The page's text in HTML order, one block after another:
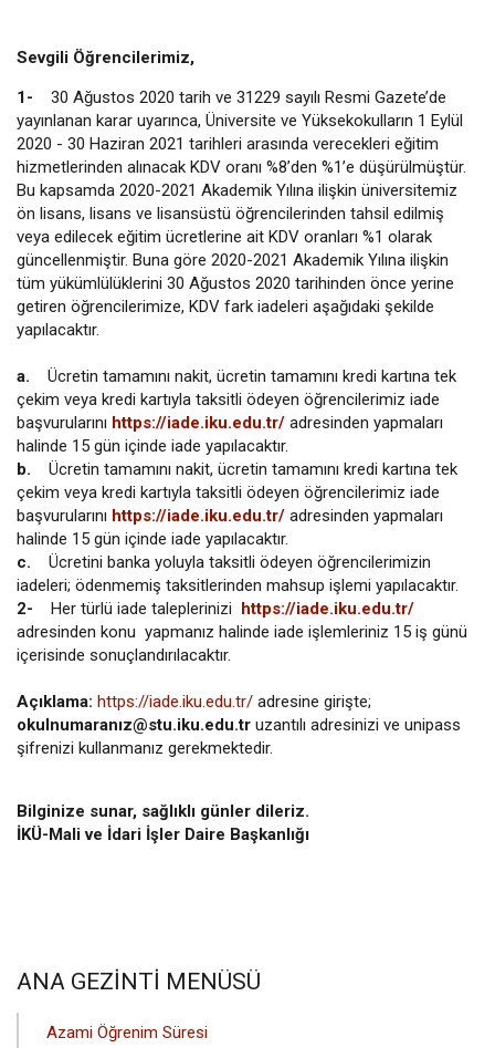
Sevgili Öğrencilerimiz,
1-
30 Ağustos 2020 tarih ve 31229 sayılı Resmi Gazete’de
yayınlanan karar uyarınca, Üniversite ve Yüksekokulların 1 Eylül
2020 - 30 Haziran 2021 tarihleri arasında verecekleri eğitim
hizmetlerinden alınacak KDV oranı %8’den %1’e düşürülmüştür.
Bu kapsamda 2020-2021 Akademik Yılına ilişkin üniversitemiz
ön lisans, lisans ve lisansüstü öğrencilerinden tahsil edilmiş
veya edilecek eğitim ücretlerine ait KDV oranları %1 olarak
güncellenmiştir. Buna göre 2020-2021 Akademik Yılına ilişkin
tüm yükümlülüklerini 30 Ağustos 2020 tarihinden önce yerine
getiren öğrencilerimize, KDV fark iadeleri aşağıdaki şekilde
yapılacaktır.
a. Ücretin tamamını nakit, ücretin tamamını kredi kartına tek
çekim veya kredi kartıyla taksitli ödeyen öğrencilerimiz iade
başvurularını https://iade.iku.edu.tr/ adresinden yapmaları
halinde 15 gün içinde iade yapılacaktır.
b.
Ücretin tamamını nakit, ücretin tamamını kredi kartına tek
çekim veya kredi kartıyla taksitli ödeyen öğrencilerimiz iade
başvurularını https://iade.iku.edu.tr/ adresinden yapmaları
halinde 15 gün içinde iade yapılacaktır.
c.
Ücretini banka yoluyla taksitli ödeyen öğrencilerimizin
iadeleri; ödenmemiş taksitlerinden mahsup işlemi yapılacaktır.
2-
Her türlü iade taleplerinizi https://iade.iku.edu.tr/
adresinden konu yapmanız halinde iade işlemleriniz 15 iş günü
içerisinde sonuçlandırılacaktır.
Açıklama: https://iade.iku.edu.tr/ adresine girişte;
okulnumaranız@stu.iku.edu.tr uzantılı adresinizi ve unipass
şifrenizi kullanmanız gerekmektedir.
Bilginize sunar, sağlıklı günler dileriz.
İKÜ-Mali ve İdari İşler Daire Başkanlığı
ANA GEZINTI MENÜSÜ
Azami Öğrenim Süresi